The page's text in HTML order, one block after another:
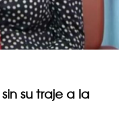
su traje a la